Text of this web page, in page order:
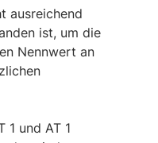
ausreichend
ist, um die
Nennwert an
und AT 1